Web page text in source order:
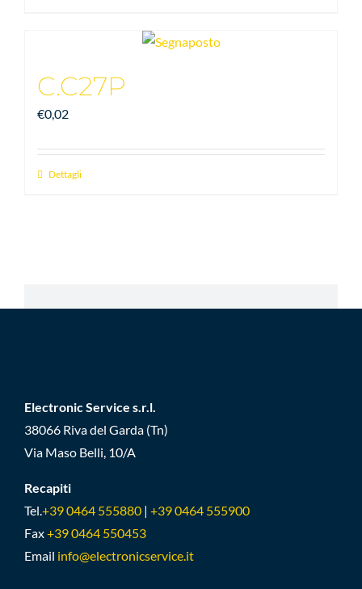
C.C27P
€0,02
Dettagli
Electronic Service s.r.l.
38066 Riva del Garda (Tn)
Via Maso Belli, 10/A
Recapiti
Tel.+39 0464 555880 | +39 0464 555900
Fax+39 0464 550453
Email info@electronicservice.it